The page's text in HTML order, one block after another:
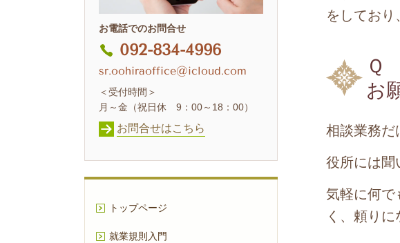
をしており
Ｑ
お
相談業務だ
役所には聞
気軽に何で
く、頼り
お電話でのお問合せ
092-834-4996
sr.oohiraoffice@icloud.com
＜受付時間＞
月～金（祝日休 9：00～18：00）
お問合せはこちら
トップページ
就業規則入門